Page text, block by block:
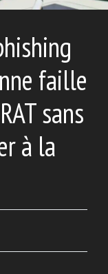
faille
sans
à la